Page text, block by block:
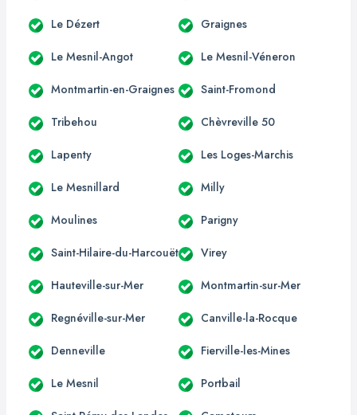
Le Dézert Graignes
Le Mesnil-Angot Le Mesnil-Véneron
Montmartin-en-Graignes Saint-Fromond
Tribehou Chèvreville 50
Lapenty Les Loges-Marchis
Le Mesnillard Milly
Moulines Parigny
Saint-Hilaire-du-Harcouët Virey
Hauteville-sur-Mer Montmartin-sur-Mer
Regnéville-sur-Mer Canville-la-Rocque
Denneville Fierville-les-Mines
Le Mesnil Portbail